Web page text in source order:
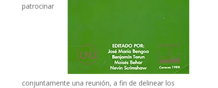
patrocinar
conjuntamente una reunión, a fin de delinear los